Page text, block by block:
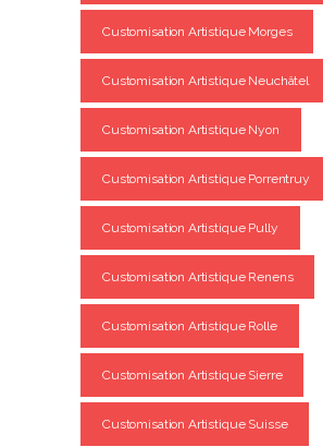
Customisation Artistique Morges
Customisation Artistique Neuchâtel
Customisation Artistique Nyon
Customisation Artistique Porrentruy
Customisation Artistique Pully
Customisation Artistique Renens
Customisation Artistique Rolle
Customisation Artistique Sierre
Customisation Artistique Suisse